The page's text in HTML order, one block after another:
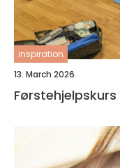
inspiration
13. March 2026